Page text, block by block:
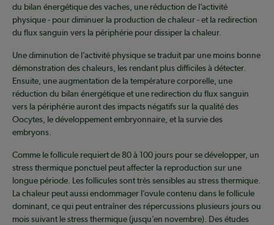
du bilan énergétique des vaches, une réduction de l’activité
physique ‒ pour diminuer la production de chaleur ‒ et la redirection
du flux sanguin vers la périphérie pour dissiper la chaleur.
Une diminution de l’activité physique se traduit par une moins bonne
démonstration des chaleurs, les rendant plus difficiles à détecter.
Ensuite, une augmentation de la température corporelle, une
réduction du bilan énergétique et une redirection du flux sanguin
vers la périphérie auront des impacts négatifs sur la qualité des
Oocytes, le développement embryonnaire, et la survie des
embryons.
Comme le follicule requiert de 80 à 100 jours pour se développer, un
stress thermique ponctuel peut affecter la reproduction sur une
longue période. Les follicules sont très sensibles au stress thermique.
La chaleur peut aussi endommager l’ovule contenu dans le follicule
dominant, ce qui peut entraîner des répercussions plusieurs jours ou
mois suivant le stress thermique (jusqu’en novembre). Des études